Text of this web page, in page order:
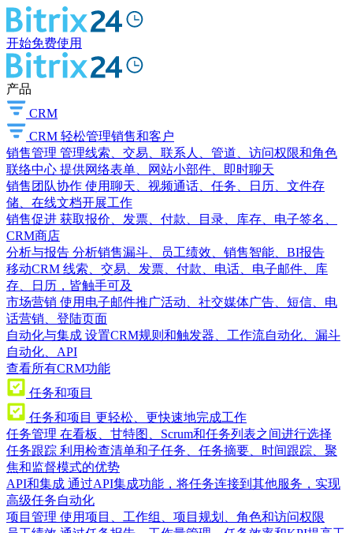
开始免费使用
产品
CRM
CRM 轻松管理销售和客户
销售管理 管理线索、交易、联系人、管道、访问权限和角色
联络中心 提供网络表单、网站小部件、即时聊天
销售团队协作 使用聊天、视频通话、任务、日历、文件存
储、在线文档开展工作
销售促进 获取报价、发票、付款、目录、库存、电子签名、
CRM商店
分析与报告 分析销售漏斗、员工绩效、销售智能、BI报告
移动CRM 线索、交易、发票、付款、电话、电子邮件、库
存、日历，皆触手可及
市场营销 使用电子邮件推广活动、社交媒体广告、短信、电
话营销、登陆页面
自动化与集成 设置CRM规则和触发器、工作流自动化、漏斗
自动化、API
查看所有CRM功能
任务和项目
任务和项目 更轻松、更快速地完成工作
任务管理 在看板、甘特图、Scrum和任务列表之间进行选择
任务跟踪 利用检查清单和子任务、任务摘要、时间跟踪、聚
焦和监督模式的优势
API和集成 通过API集成功能，将任务连接到其他服务，实现
高级任务自动化
项目管理 使用项目、工作组、项目规划、角色和访问权限